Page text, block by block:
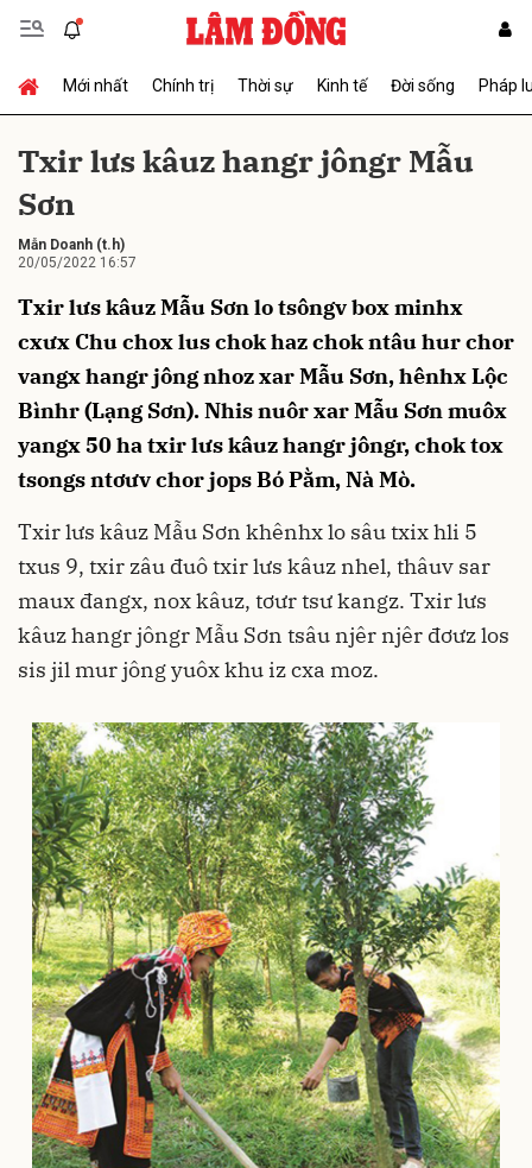
Mới nhất Chính trị Thời sự Kinh tế Đời sống Pháp
Txir lưs kâuz hangr jôngr Mẫu
Sơn
Mẫn Doanh (t.h)
20/05/2022 16:57
Txir lưs kâuz Mẫu Sơn lo tsôngv box minhx
cxưx Chu chox lus chok haz chok ntâu hur chor
vangx hangr jông nhoz xar Mẫu Sơn, hênhx Lộc
Bìnhr (Lạng Sơn). Nhis nuôr xar Mẫu Sơn muôx
yangx 50 ha txir lưs kâuz hangr jôngr, chok tox
tsongs ntơưv chor jops Bó Pằm, Nà Mò.
Txir lưs kâuz Mẫu Sơn khênhx lo sâu txix hli 5
txus 9, txir zâu đuô txir lưs kâuz nhel, thâuv sar
maux đangx, nox kâuz, tơưr tsư kangz. Txir lưs
kâuz hangr jôngr Mẫu Sơn tsâu njêr njêr đơưz los
sis jil mur jông yuôx khu iz cxa moz.
Gửi bình luận